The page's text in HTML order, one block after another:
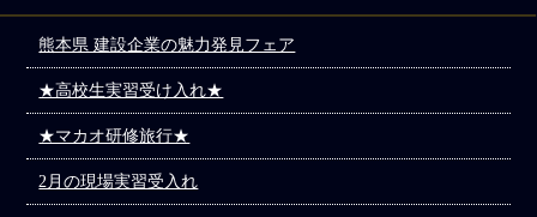
熊本県 建設企業の魅力発見フェア
★高校生実習受け入れ★
★マカオ研修旅行★
2月の現場実習受入れ